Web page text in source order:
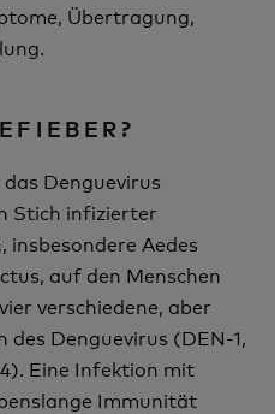
Übertragung,
Denguevirus
Stich infizierter
insbesondere Aedes
auf den Menschen
verschiedene, aber
Denguevirus (DEN-1,
Eine Infektion mit
Immunität